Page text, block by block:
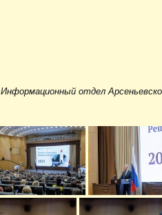
Информационный отдел